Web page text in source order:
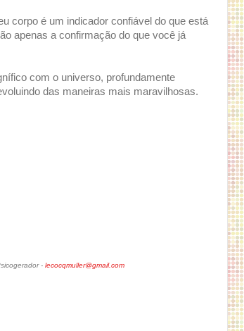
corpo é um indicador confiável do que está
apenas a confirmação do que você já
com o universo, profundamente
das maneiras mais maravilhosas.
- lecocqmuller@gmail.com